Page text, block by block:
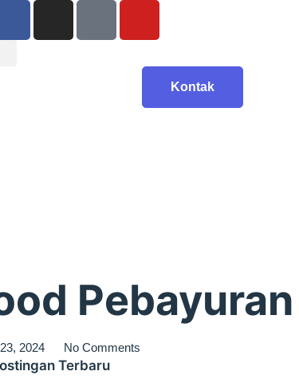
Kontak
Pebayuran
2024 No Comments
Terbaru